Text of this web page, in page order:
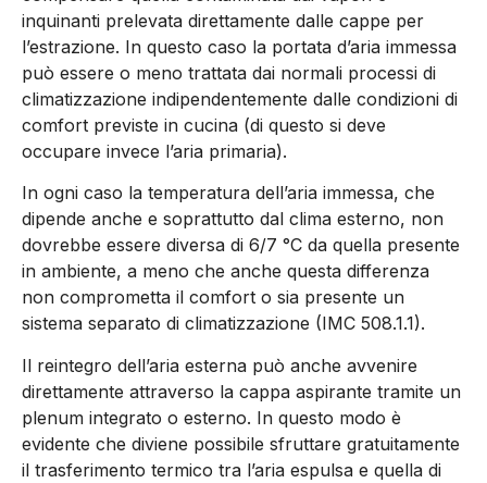
inquinanti prelevata direttamente dalle cappe per
l’estrazione. In questo caso la portata d’aria immessa
può essere o meno trattata dai normali processi di
climatizzazione indipendentemente dalle condizioni di
comfort previste in cucina (di questo si deve
occupare invece l’aria primaria).
In ogni caso la temperatura dell’aria immessa, che
dipende anche e soprattutto dal clima esterno, non
dovrebbe essere diversa di 6/7 °C da quella presente
in ambiente, a meno che anche questa differenza
non comprometta il comfort o sia presente un
sistema separato di climatizzazione (IMC 508.1.1).
Il reintegro dell’aria esterna può anche avvenire
direttamente attraverso la cappa aspirante tramite un
plenum integrato o esterno. In questo modo è
evidente che diviene possibile sfruttare gratuitamente
il trasferimento termico tra l’aria espulsa e quella di